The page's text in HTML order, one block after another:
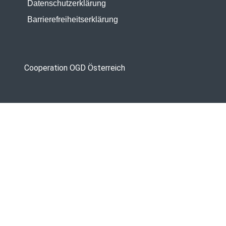
Datenschutzerklärung
Barrierefreiheitserklärung
Cooperation OGD Österreich